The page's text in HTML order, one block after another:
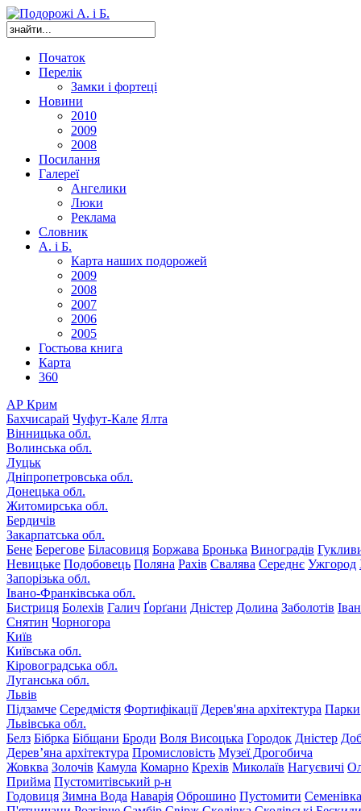
Початок
Перелік
Замки і фортеці
Новини
2010
2009
2008
Посилання
Галереї
Ангелики
Люки
Реклама
Словник
А. і Б.
Карта наших подорожей
2009
2008
2007
2006
2005
Гостьова книга
Карта
360
АР Крим
Бахчисарай Чуфут-Кале Ялта
Вінницька обл.
Волинська обл.
Луцьк
Дніпропетровська обл.
Донецька обл.
Житомирська обл.
Бердичів
Закарпатська обл.
Бене Берегове Біласовиця Боржава Бронька Виноградів
Невицьке Подобовець Поляна Рахів Свалява Середнє Ужгород
Запорізька обл.
Івано-Франківська обл.
Бистриця Болехів Галич Ґорґани Дністер Долина Заболотів
Снятин Чорногора
Київ
Київська обл.
Кіровоградська обл.
Луганська обл.
Львів
Підзамче Середмістя Фортифікації Дерев'яна архітектура Парки
Львівська обл.
Белз Бібрка Бібщани Броди Воля Висоцька Городок Дністер
Дерев’яна архітектура Промисловість Музеї Дрогобича
Жовква Золочів Камула Комарно Крехів Миколаїв Нагуєвичі
Прийма Пустомитівський р-н
Годовиця Зимна Вода Наварія Оброшино Пустомити Семенівка